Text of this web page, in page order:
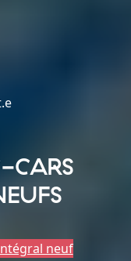
CARS
neuf